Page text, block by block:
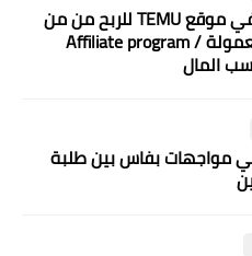
طريقة التسجيل في موقع TEMU للربح من من
خلال التسويق بالعمولة / Affiliate program
المال
في مواجهات بفاس بين طلبة